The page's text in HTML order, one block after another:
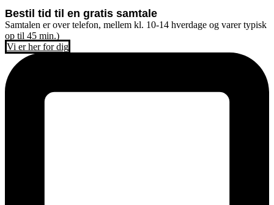
Bestil tid til en gratis samtale
Samtalen er over telefon, mellem kl. 10-14 hverdage og varer typisk
op til 45 min.)
Vi er her for dig